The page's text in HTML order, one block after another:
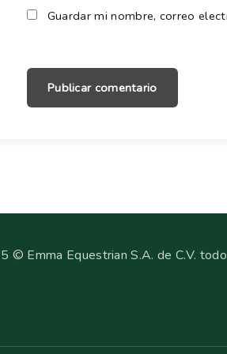
Guardar mi nombre, correo
© Emma Equestrian S.A. de C.V.